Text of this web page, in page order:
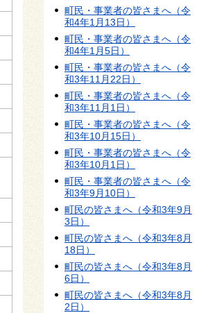
町民・事業者の皆さまへ（令
和4年1月13日）
町民・事業者の皆さまへ（令
和4年1月5日）
町民・事業者の皆さまへ（令
和3年11月22日）
町民・事業者の皆さまへ（令
和3年11月1日）
町民・事業者の皆さまへ（令
和3年10月15日）
町民・事業者の皆さまへ（令
和3年10月1日）
町民・事業者の皆さまへ（令
和3年9月10日）
町民の皆さまへ（令和3年9月
3日）
町民の皆さまへ（令和3年8月
18日）
町民の皆さまへ（令和3年8月
6日）
町民の皆さまへ（令和3年8月
2日）